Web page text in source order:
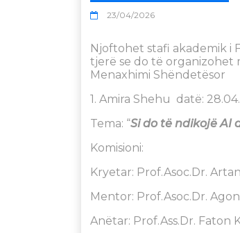
23/04/2026
Njoftohet stafi akademik i
tjerë se do të organizohet
Menaxhimi Shëndetësor
1. Amira Shehu datë:
Tema: “Si do të ndikojë AI
Komisioni:
Kryetar: Prof.Asoc.Dr.
Mentor: Prof.Asoc.Dr.
Anëtar: Prof.Ass.Dr. Faton